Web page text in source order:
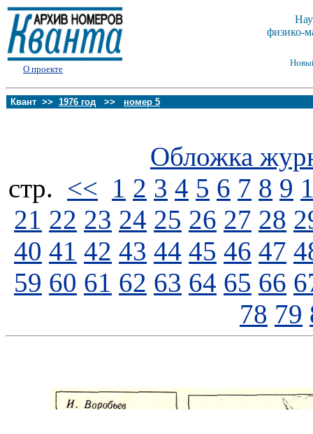
О проекте
физико-
Квант >> 1976 год >> номер 5
Обложка
стp. << 1 2 3 4 5 6 7 8 9
21 22 23 24 25 26 27 28
40 41 42 43 44 45 46 47
59 60 61 62 63 64 65 66
78 79